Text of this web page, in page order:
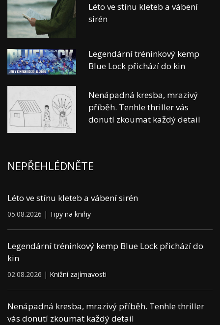
Léto ve stínu kleteb a vábení
sirén
Legendární tréninkový kemp
Blue Lock přichází do kin
Nenápadná kresba, mrazivý
příběh. Tenhle thriller vás
donutí zkoumat každý detail
NEPŘEHLÉDNĚTE
Léto ve stínu kleteb a vábení sirén
05.08.2026 | Tipy na knihy
Legendární tréninkový kemp Blue Lock přichází do
kin
02.08.2026 | Knižní zajímavosti
Nenápadná kresba, mrazivý příběh. Tenhle thriller
vás donutí zkoumat každý detail